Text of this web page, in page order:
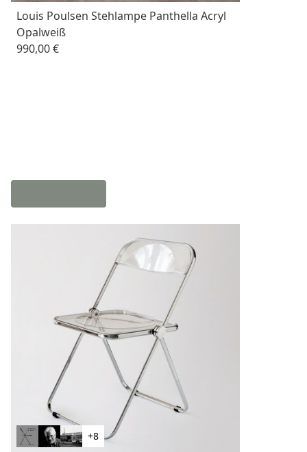
Louis Poulsen Stehlampe Panthella Acryl
Opalweiß
990,00 €
+8